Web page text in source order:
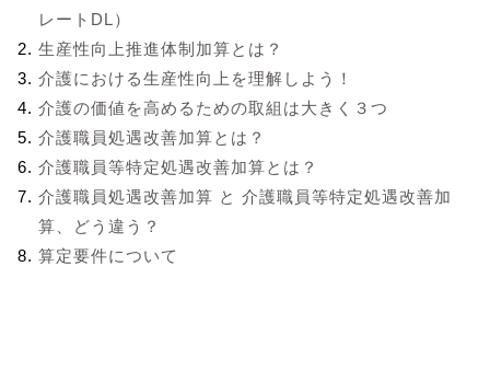
レートDL）
生産性向上推進体制加算とは？
介護における生産性向上を理解しよう！
介護の価値を高めるための取組は大きく３つ
介護職員処遇改善加算とは？
介護職員等特定処遇改善加算とは？
介護職員処遇改善加算 と 介護職員等特定処遇改善加
算、どう違う？
算定要件について